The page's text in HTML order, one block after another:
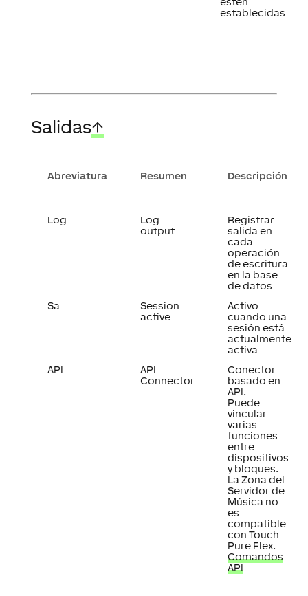
establecidas
Salidas↑
Abreviatura Resumen Descripción
Log
Log
output
Registrar
salida en
cada
operación
de escritura
en la base
de datos
Sa
Session
active
Activo
cuando una
sesión está
actualmente
activa
API
API
Connector
Conector
basado en
API.
Puede
vincular
varias
funciones
entre
dispositivos
y bloques.
La Zona del
Servidor de
Música no
es
compatible
con Touch
Pure Flex.
Comandos
API